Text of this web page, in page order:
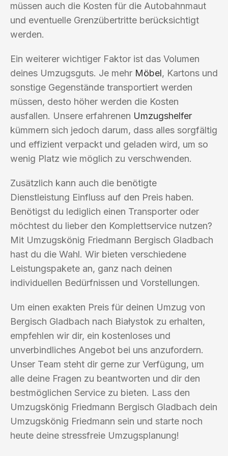
müssen auch die Kosten für die Autobahnmaut
und eventuelle Grenzübertritte berücksichtigt
werden.
Ein weiterer wichtiger Faktor ist das Volumen
deines Umzugsguts. Je mehr Möbel, Kartons und
sonstige Gegenstände transportiert werden
müssen, desto höher werden die Kosten
ausfallen. Unsere erfahrenen Umzugshelfer
kümmern sich jedoch darum, dass alles sorgfältig
und effizient verpackt und geladen wird, um so
wenig Platz wie möglich zu verschwenden.
Zusätzlich kann auch die benötigte
Dienstleistung Einfluss auf den Preis haben.
Benötigst du lediglich einen Transporter oder
möchtest du lieber den Komplettservice nutzen?
Mit Umzugskönig Friedmann Bergisch Gladbach
hast du die Wahl. Wir bieten verschiedene
Leistungspakete an, ganz nach deinen
individuellen Bedürfnissen und Vorstellungen.
Um einen exakten Preis für deinen Umzug von
Bergisch Gladbach nach Białystok zu erhalten,
empfehlen wir dir, ein kostenloses und
unverbindliches Angebot bei uns anzufordern.
Unser Team steht dir gerne zur Verfügung, um
alle deine Fragen zu beantworten und dir den
bestmöglichen Service zu bieten. Lass den
Umzugskönig Friedmann Bergisch Gladbach dein
Umzugskönig Friedmann sein und starte noch
heute deine stressfreie Umzugsplanung!